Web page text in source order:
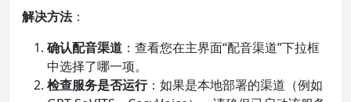
解决方法：
确认配音渠道 ：查看您在主界面“配音渠道”下拉框
中选择了哪一项。
检查服务是否运行：如果是本地部署的渠道（例如